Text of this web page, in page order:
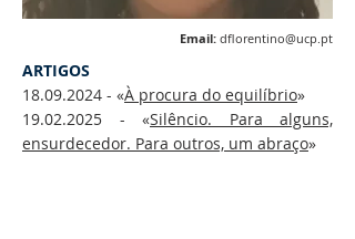
Email: dflorentino@ucp.pt
ARTIGOS
18.09.2024 - «À procura do equilíbrio»
​19.02.2025 - «Silêncio. Para alguns,
ensurdecedor. Para outros, um abraço»